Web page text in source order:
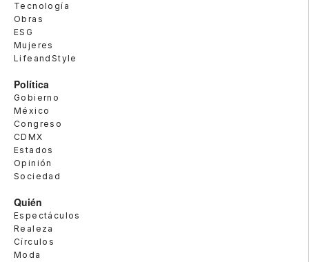
Tecnología
Obras
ESG
Mujeres
LifeandStyle
Política
Gobierno
México
Congreso
CDMX
Estados
Opinión
Sociedad
Quién
Espectáculos
Realeza
Círculos
Moda